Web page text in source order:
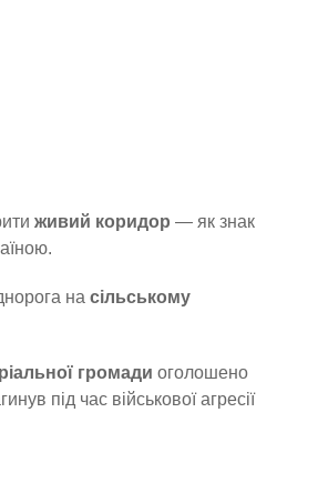
живий коридор — як знак
на сільському
громади оголошено
під час військової агресії